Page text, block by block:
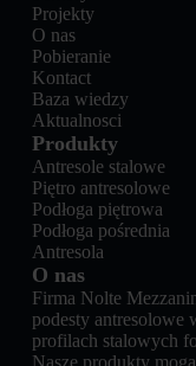
Projekty
O nas
Pobieranie
Kontact
Baza wiedzy
Aktualnosci
Produkty
Antresole stalowe
Piętro antresolowe
Podłoga piętrowa
Podłoga pośrednia
Antresola
O nas
Firma Nolte
podesty antresolowe
profilach stalowych